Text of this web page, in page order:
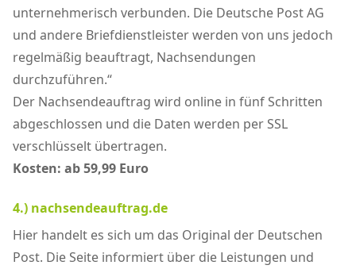
unternehmerisch verbunden. Die Deutsche Post AG
und andere Briefdienstleister werden von uns jedoch
regelmäßig beauftragt, Nachsendungen
durchzuführen.“
Der Nachsendeauftrag wird online in fünf Schritten
abgeschlossen und die Daten werden per SSL
verschlüsselt übertragen.
Kosten: ab 59,99 Euro
4.) nachsendeauftrag.de
Hier handelt es sich um das Original der Deutschen
Post. Die Seite informiert über die Leistungen und